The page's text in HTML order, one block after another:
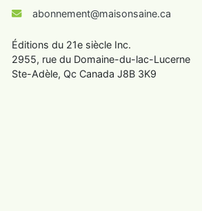
abonnement@maisonsaine.ca
Éditions du 21e siècle Inc.
2955, rue du Domaine-du-lac-Lucerne
Ste-Adèle, Qc Canada J8B 3K9